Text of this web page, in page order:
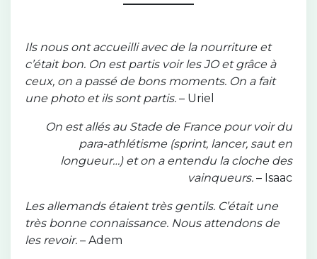
Ils nous ont accueilli avec de la nourriture et
c’était bon. On est partis voir les JO et grâce à
ceux, on a passé de bons moments. On a fait
une photo et ils sont partis. – Uriel
On est allés au Stade de France pour voir du
para-athlétisme (sprint, lancer, saut en
longueur…) et on a entendu la cloche des
vainqueurs. – Isaac
Les allemands étaient très gentils. C’était une
très bonne connaissance. Nous attendons de
les revoir. – Adem